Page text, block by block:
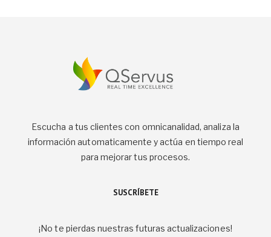
Escucha a tus clientes con omnicanalidad, analiza la
información automaticamente y actúa en tiempo real
para mejorar tus procesos.
SUSCRÍBETE
¡No te pierdas nuestras futuras actualizaciones!